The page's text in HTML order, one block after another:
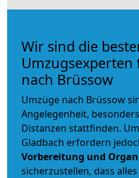
Wir sind die
nach Brüssow
Umzüge nach Brüssow
Angelegenheit,
Distanzen stattfinden.
Gladbach erfordern
Vorbereitung und
sicherzustellen, dass alles